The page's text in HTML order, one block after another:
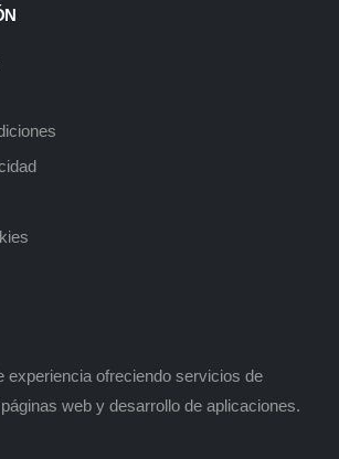
experiencia ofreciendo servicios de
web y desarrollo de aplicaciones.